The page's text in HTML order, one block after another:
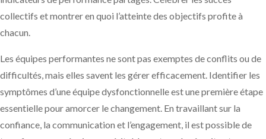
collectifs et montrer en quoi l’atteinte des objectifs profite à
chacun.
Les équipes performantes ne sont pas exemptes de conflits ou de
difficultés, mais elles savent les gérer efficacement. Identifier les
symptômes d’une équipe dysfonctionnelle est une première étape
essentielle pour amorcer le changement. En travaillant sur la
confiance, la communication et l’engagement, il est possible de